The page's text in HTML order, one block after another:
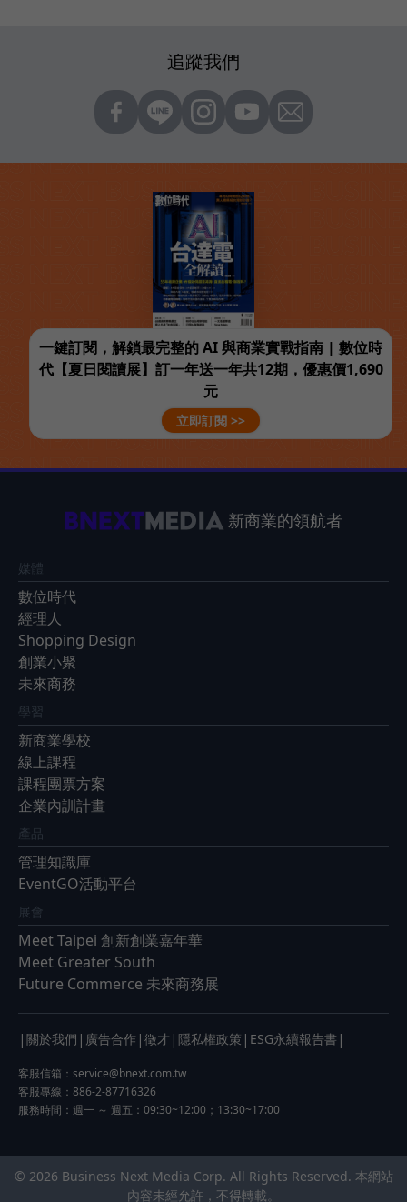
追蹤我們
一鍵訂閱，解鎖最完整的 AI 與商業實戰指南 | 數位時
代【夏日閱讀展】訂一年送一年共12期，優惠價1,690
元
立即訂閱 >>
新商業的領航者
媒體
數位時代
經理人
Shopping Design
創業小聚
未來商務
學習
新商業學校
線上課程
課程團票方案
企業內訓計畫
產品
管理知識庫
EventGO活動平台
展會
Meet Taipei 創新創業嘉年華
Meet Greater South
Future Commerce 未來商務展
| 關於我們 | 廣告合作 | 徵才 | 隱私權政策 | ESG永續報告書 |
客服信箱： service@bnext.com.tw
客服專線：886-2-87716326
服務時間：週一 ～ 週五：09:30~12:00；13:30~17:00
© 2026 Business Next Media Corp. All Rights Reserved. 本網站
內容未經允許，不得轉載。